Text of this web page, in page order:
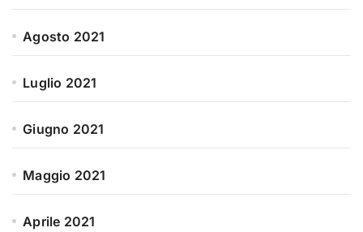
Agosto 2021
Luglio 2021
Giugno 2021
Maggio 2021
Aprile 2021